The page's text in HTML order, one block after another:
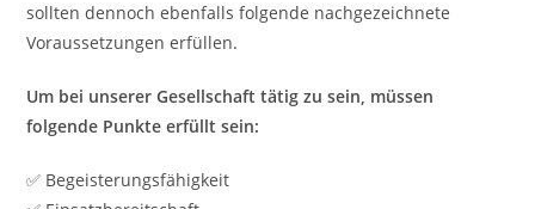
sollten dennoch ebenfalls folgende nachgezeichnete
Voraussetzungen erfüllen.
Um bei unserer Gesellschaft tätig zu sein, müssen
folgende Punkte erfüllt sein:
✅ Begeisterungsfähigkeit